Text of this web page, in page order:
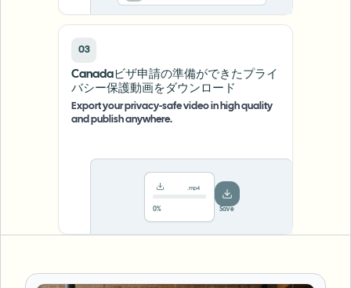
03
Canadaビザ申請の準備ができたプライ
バシー保護動画をダウンロード
Export your privacy-safe video in high quality
and publish anywhere.
.mp4
78% ···